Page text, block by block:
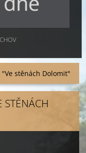
stěnách Dolomit"
STĚNÁCH